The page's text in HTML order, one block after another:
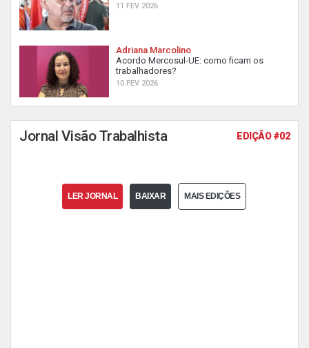
11 FEV 2026
Adriana Marcolino
Acordo Mercosul-UE: como ficam os
trabalhadores?
10 FEV 2026
Jornal Visão Trabalhista EDIÇÃO #02
LER JORNAL BAIXAR MAIS EDIÇÕES